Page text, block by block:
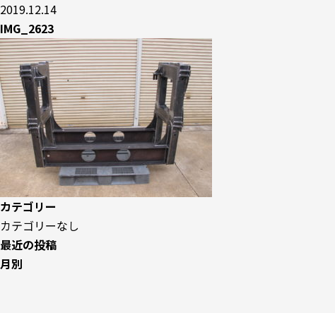
2019.12.14
IMG_2623
カテゴリー
カテゴリーなし
最近の投稿
月別